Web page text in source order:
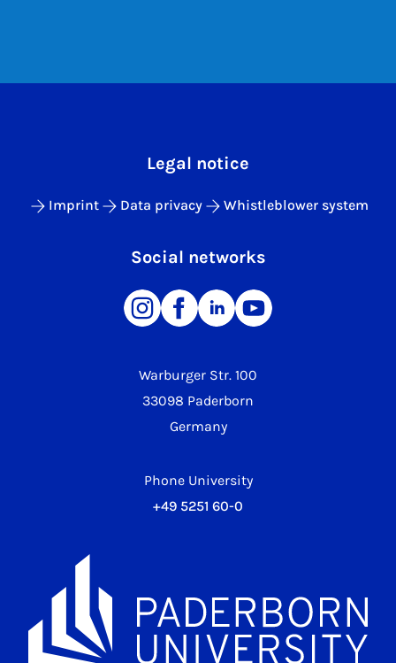
Warburger Str. 100
33098 Paderborn
Germany
Phone University
+49 5251 60-0
Legal notice
Imprint Data privacy Whistleblower system
Social networks